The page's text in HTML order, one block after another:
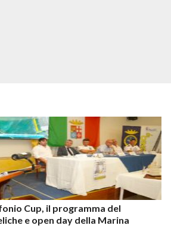
Cup, il programma del
e open day della Marina